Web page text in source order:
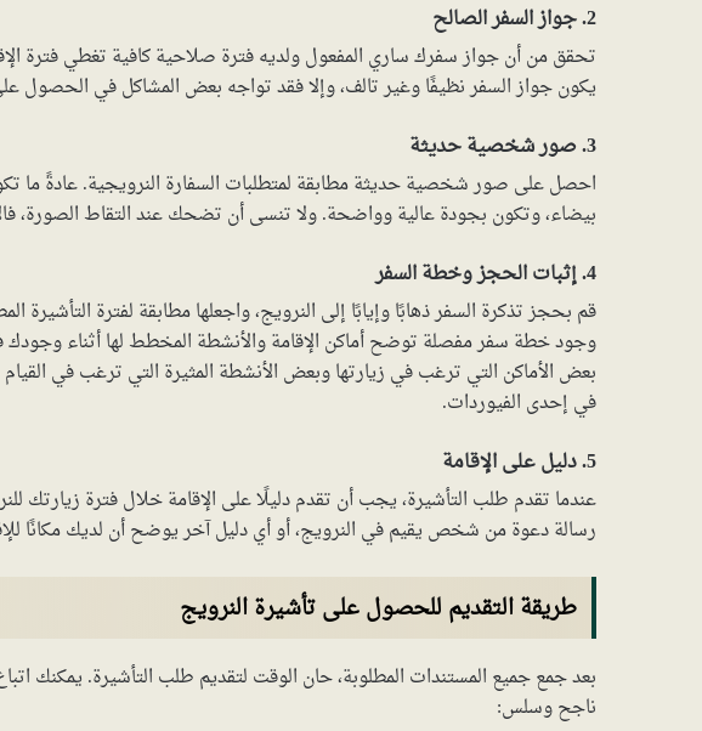
2. جواز السفر الصالح
تحقق من أن جواز سفرك ساري المفعول ولديه فترة صلاحية كافية تغطي فترة
يكون جواز السفر نظيفًا وغير تالف، وإلا فقد تواجه بعض المشاكل في الحصول
3. صور شخصية حديثة
بيضاء، وتكون بجودة عالية وواضحة. ولا تنسى أن تضحك عند التقاط الصورة،
4. إثبات الحجز وخطة السفر
قم بحجز تذكرة السفر ذهابًا وإيابًا إلى النرويج، واجعلها مطابقة لفترة التأشيرة
وجود خطة سفر مفصلة توضح أماكن الإقامة والأنشطة المخطط لها أثناء
بعض الأماكن التي ترغب في زيارتها وبعض الأنشطة المثيرة التي ترغب في
في إحدى الفيوردات.
5. دليل على الإقامة
عندما تقدم طلب التأشيرة، يجب أن تقدم دليلًا على الإقامة خلال فترة
رسالة دعوة من شخص يقيم في النرويج، أو أي دليل آخر يوضح أن لديك مكانًا
طريقة التقديم للحصول على تأشيرة النرويج
بعد جمع جميع المستندات المطلوبة، حان الوقت لتقديم طلب التأشيرة. يمكنك
ناجح وسلس: